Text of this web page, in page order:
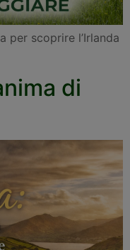
per scoprire l’Irlanda
di